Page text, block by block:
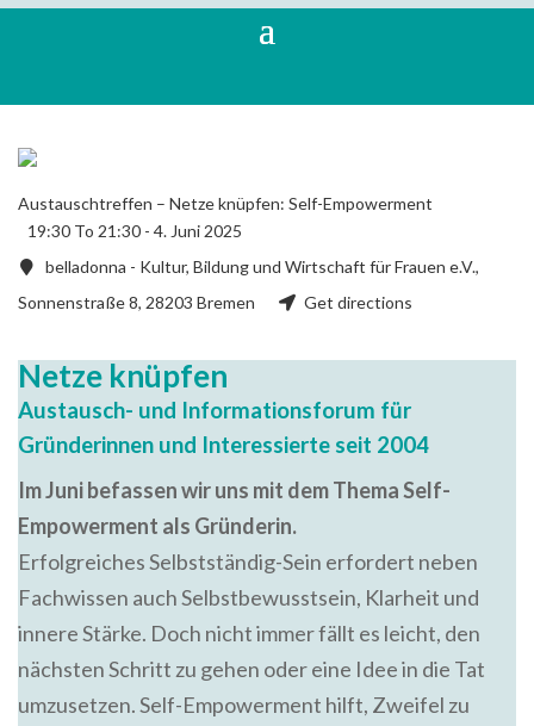
Austauschtreffen – Netze knüpfen: Self-Empowerment
19:30 To 21:30 - 4. Juni 2025
belladonna - Kultur, Bildung und Wirtschaft für Frauen e.V.,
Sonnenstraße 8, 28203 Bremen
Get directions
Netze knüpfen
Austausch- und Informationsforum für
Gründerinnen und Interessierte seit 2004
Im Juni befassen wir uns mit dem Thema Self-
Empowerment als Gründerin.
Erfolgreiches Selbstständig-Sein erfordert neben
Fachwissen auch Selbstbewusstsein, Klarheit und
innere Stärke. Doch nicht immer fällt es leicht, den
nächsten Schritt zu gehen oder eine Idee in die Tat
umzusetzen. Self-Empowerment hilft, Zweifel zu